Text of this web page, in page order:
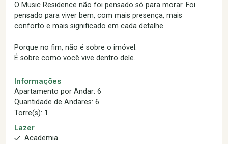
O Music Residence não foi pensado só para morar. Foi
pensado para viver bem, com mais presença, mais
conforto e mais significado em cada detalhe.
Porque no fim, não é sobre o imóvel.
É sobre como você vive dentro dele.
Informações
Apartamento por Andar: 6
Quantidade de Andares: 6
Torre(s): 1
Lazer
Academia